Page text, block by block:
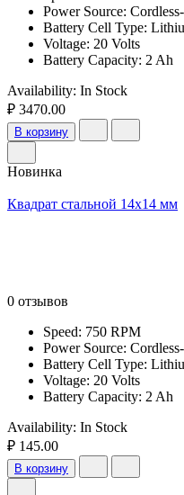
Power Source:
Battery Cell Type:
Voltage: 20 Volts
Battery Capacity: 2 Ah
Availability: In Stock
₽ 3470.00
В корзину
Новинка
Квадрат стальной 14х14 мм
0 отзывов
Speed: 750 RPM
Power Source:
Battery Cell Type:
Voltage: 20 Volts
Battery Capacity: 2 Ah
Availability: In Stock
₽ 145.00
В корзину